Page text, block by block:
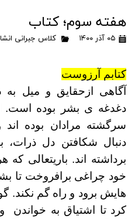
هفته سوم؛ کتاب
۰۵ آذر ۱۴۰۰ کلاس جبرانی
کتابم آرزوست
آگاهی ازحقایق و میل به
دغدغه ی بشر بوده است.
سرگشته مرادان بوده
دنبال شکافتن دل ذرات،
برداشته اند. باریتعالی
خود چراغی برافروخت تا بشر
هایش برود و راه گم نکند.
کرد تا اشتیاق به خواندن